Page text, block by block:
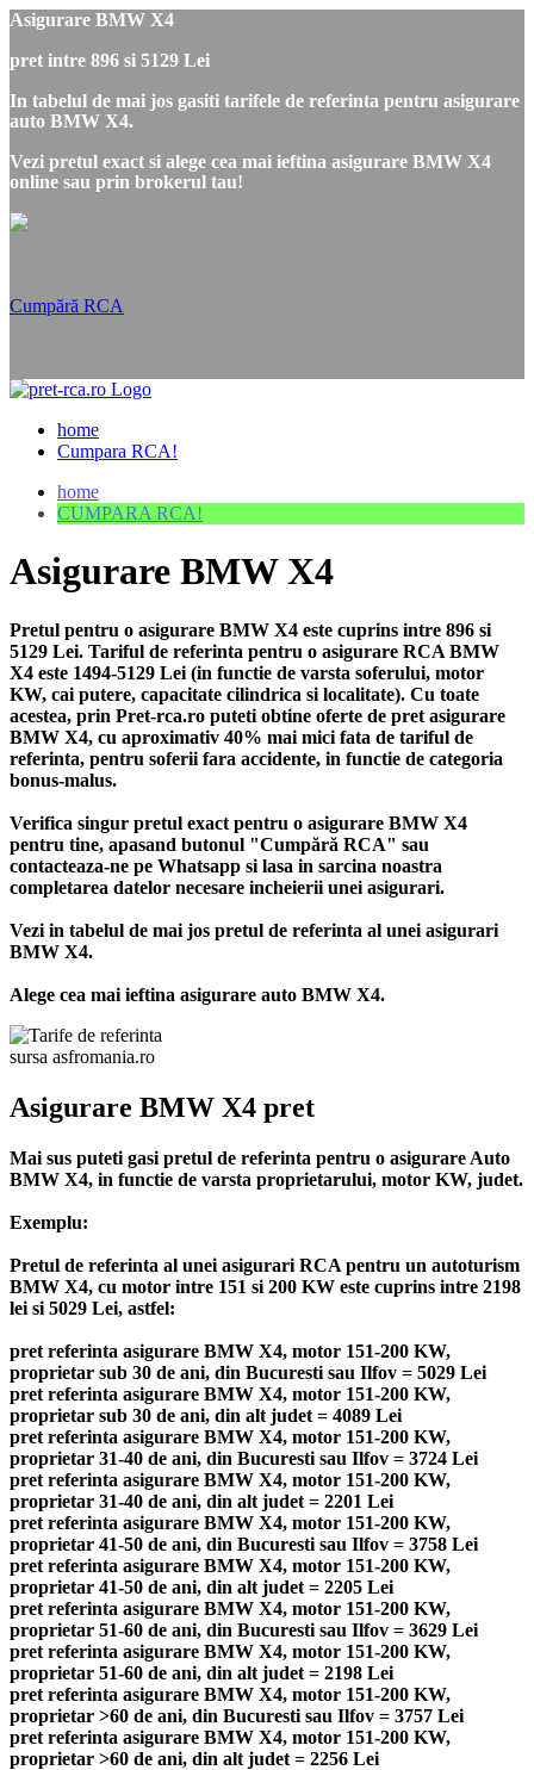
Asigurare BMW X4
pret intre 896 si 5129 Lei
In tabelul de mai jos gasiti tarifele de referinta pentru asigurare
auto BMW X4.
Vezi pretul exact si alege cea mai ieftina asigurare BMW X4
online sau prin brokerul tau!
Cumpără RCA
home
Cumpara RCA!
home
CUMPARA RCA!
Asigurare BMW X4
Pretul pentru o asigurare BMW X4 este cuprins intre 896 si
5129 Lei. Tariful de referinta pentru o asigurare RCA BMW
X4 este 1494-5129 Lei (in functie de varsta soferului, motor
KW, cai putere, capacitate cilindrica si localitate). Cu toate
acestea, prin Pret-rca.ro puteti obtine oferte de pret asigurare
BMW X4, cu aproximativ 40% mai mici fata de tariful de
referinta, pentru soferii fara accidente, in functie de categoria
bonus-malus.
Verifica singur pretul exact pentru o asigurare BMW X4
pentru tine, apasand butonul "Cumpără RCA" sau
contacteaza-ne pe Whatsapp si lasa in sarcina noastra
completarea datelor necesare incheierii unei asigurari.
Vezi in tabelul de mai jos pretul de referinta al unei asigurari
BMW X4.
Alege cea mai ieftina asigurare auto BMW X4.
sursa asfromania.ro
Asigurare BMW X4 pret
Mai sus puteti gasi pretul de referinta pentru o asigurare Auto
BMW X4, in functie de varsta proprietarului, motor KW, judet.
Exemplu:
Pretul de referinta al unei asigurari RCA pentru un autoturism
BMW X4, cu motor intre 151 si 200 KW este cuprins intre 2198
lei si 5029 Lei, astfel:
pret referinta asigurare BMW X4, motor 151-200 KW,
proprietar sub 30 de ani, din Bucuresti sau Ilfov = 5029 Lei
pret referinta asigurare BMW X4, motor 151-200 KW,
proprietar sub 30 de ani, din alt judet = 4089 Lei
pret referinta asigurare BMW X4, motor 151-200 KW,
proprietar 31-40 de ani, din Bucuresti sau Ilfov = 3724 Lei
pret referinta asigurare BMW X4, motor 151-200 KW,
proprietar 31-40 de ani, din alt judet = 2201 Lei
pret referinta asigurare BMW X4, motor 151-200 KW,
proprietar 41-50 de ani, din Bucuresti sau Ilfov = 3758 Lei
pret referinta asigurare BMW X4, motor 151-200 KW,
proprietar 41-50 de ani, din alt judet = 2205 Lei
pret referinta asigurare BMW X4, motor 151-200 KW,
proprietar 51-60 de ani, din Bucuresti sau Ilfov = 3629 Lei
pret referinta asigurare BMW X4, motor 151-200 KW,
proprietar 51-60 de ani, din alt judet = 2198 Lei
pret referinta asigurare BMW X4, motor 151-200 KW,
proprietar >60 de ani, din Bucuresti sau Ilfov = 3757 Lei
pret referinta asigurare BMW X4, motor 151-200 KW,
proprietar >60 de ani, din alt judet = 2256 Lei